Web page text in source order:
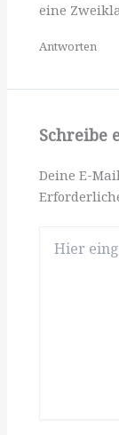
eine
Antworten
Schreibe
Deine E-
eingeben…